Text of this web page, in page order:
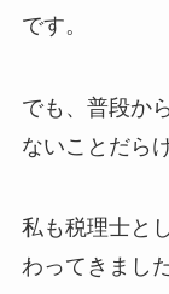
です。
でも、普段か
ないことだら
私も税理士と
わってきました